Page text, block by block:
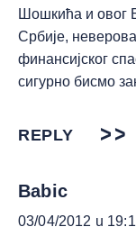
Шошкића и овог
Србије,
финансијског
сигурно бисмо
REPLY
Babic
03/04/2012 u